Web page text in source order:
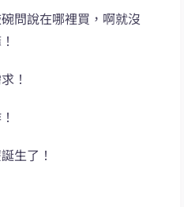
問說在哪裡買，啊就沒
！
生了！